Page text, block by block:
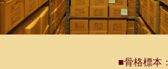
■骨格標本：